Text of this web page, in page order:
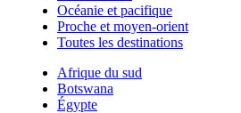
Océanie et pacifique
Proche et moyen-orient
Toutes les destinations
Afrique du sud
Botswana
Égypte